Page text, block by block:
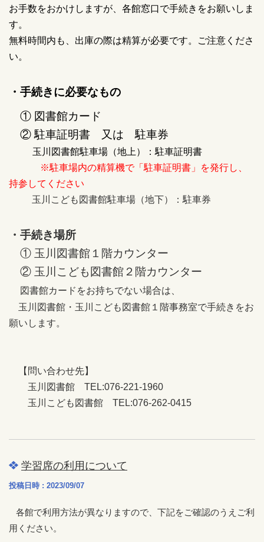
お手数をおかけしますが、各館窓口で手続きをお願いしま
す。
無料時間内も、出庫の際は精算が必要です。ご注意くださ
い。
・手続きに必要なもの
① 図書館カード
② 駐車証明書 又は 駐車券
玉川図書館駐車場（地上）：駐車証明書
※駐車場内の精算機で「駐車証明書」を発行し、
持参してください
玉川こども図書館駐車場（地下）：駐車券
・手続き場所
① 玉川図書館１階カウンター
② 玉川こども図書館２階カウンター
図書館カードをお持ちでない場合は、
玉川図書館・玉川こども図書館１階事務室で手続きをお
願いします。
【問い合わせ先】
玉川図書館 TEL:076-221-1960
玉川こども図書館 TEL:076-262-0415
学習席の利用について
投稿日時 : 2023/09/07
各館で利用方法が異なりますので、下記をご確認のうえご利
用ください。